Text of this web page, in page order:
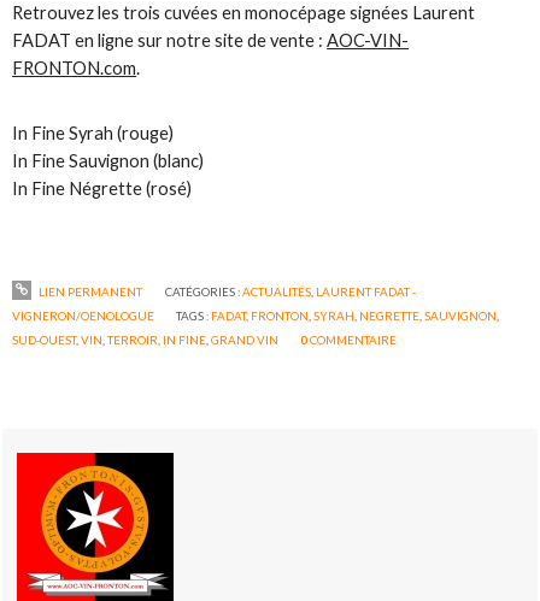
Retrouvez les trois cuvées en monocépage signées Laurent
FADAT en ligne sur notre site de vente :AOC-VIN-
FRONTON.com.
In Fine Syrah (rouge)
In Fine Sauvignon (blanc)
In Fine Négrette (rosé)
LIEN PERMANENT CATÉGORIES :ACTUALITÉS, LAURENT FADAT -
VIGNERON/OENOLOGUE
TAGS : FADAT, FRONTON ,SYRAH NEGRETTE ,SAUVIGNON
SUD-OUEST,VIN ,TERROIR IN FINE ,GRAND VIN 0COMMENTAIRE